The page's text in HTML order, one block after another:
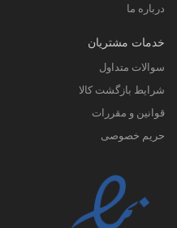
درباره ما
خدمات مشتریان
سوالات متداول
شرایط بازگشت کالا
قوانین و مقررات
حریم خصوصی